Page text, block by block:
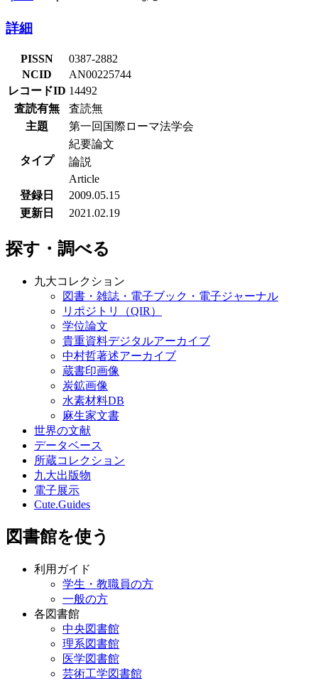
詳細
PISSN
0387-2882
NCID
AN00225744
レコードID 14492
査読有無
査読無
主題
第一回国際ローマ法学会
タイプ
紀要論文
論説
Article
登録日
2009.05.15
更新日
2021.02.19
探す・調べる
九大コレクション
図書・雑誌・電子ブック・電子ジャーナル
リポジトリ（QIR）
学位論文
貴重資料デジタルアーカイブ
中村哲著述アーカイブ
蔵書印画像
炭鉱画像
水素材料DB
麻生家文書
世界の文献
データベース
所蔵コレクション
九大出版物
電子展示
Cute.Guides
図書館を使う
利用ガイド
学生・教職員の方
一般の方
各図書館
中央図書館
理系図書館
医学図書館
芸術工学図書館